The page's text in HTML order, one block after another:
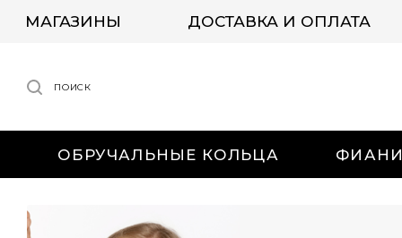
МАГАЗИНЫ ДОСТАВКА И ОПЛАТА
ПОИСК
ОБРУЧАЛЬНЫЕ КОЛЬЦА